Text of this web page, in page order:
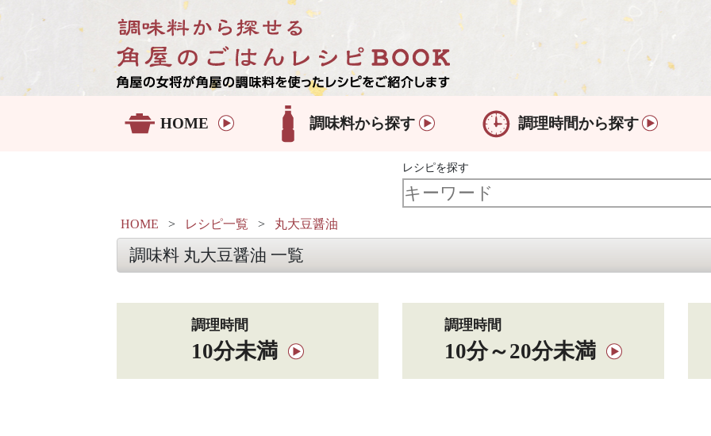
HOME 調味料から探す 調理時間から探す
レシピを探す
HOME > レシピ一覧 > 丸大豆醤油
調味料 丸大豆醤油 一覧
調理時間
10分未満
調理時間
10分～20分未満